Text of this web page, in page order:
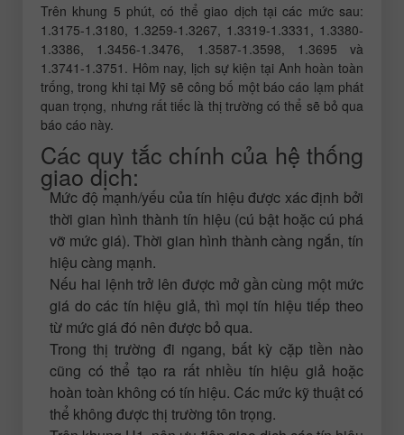
Trên khung 5 phút, có thể giao dịch tại các mức sau:
1.3175-1.3180, 1.3259-1.3267, 1.3319-1.3331, 1.3380-
1.3386, 1.3456-1.3476, 1.3587-1.3598, 1.3695 và
1.3741-1.3751. Hôm nay, lịch sự kiện tại Anh hoàn toàn
trống, trong khi tại Mỹ sẽ công bố một báo cáo lạm phát
quan trọng, nhưng rất tiếc là thị trường có thể sẽ bỏ qua
báo cáo này.
Các quy tắc chính của hệ thống
giao dịch:
Mức độ mạnh/yếu của tín hiệu được xác định bởi
thời gian hình thành tín hiệu (cú bật hoặc cú phá
vỡ mức giá). Thời gian hình thành càng ngắn, tín
hiệu càng mạnh.
Nếu hai lệnh trở lên được mở gần cùng một mức
giá do các tín hiệu giả, thì mọi tín hiệu tiếp theo
từ mức giá đó nên được bỏ qua.
Trong thị trường đi ngang, bất kỳ cặp tiền nào
cũng có thể tạo ra rất nhiều tín hiệu giả hoặc
hoàn toàn không có tín hiệu. Các mức kỹ thuật có
thể không được thị trường tôn trọng.